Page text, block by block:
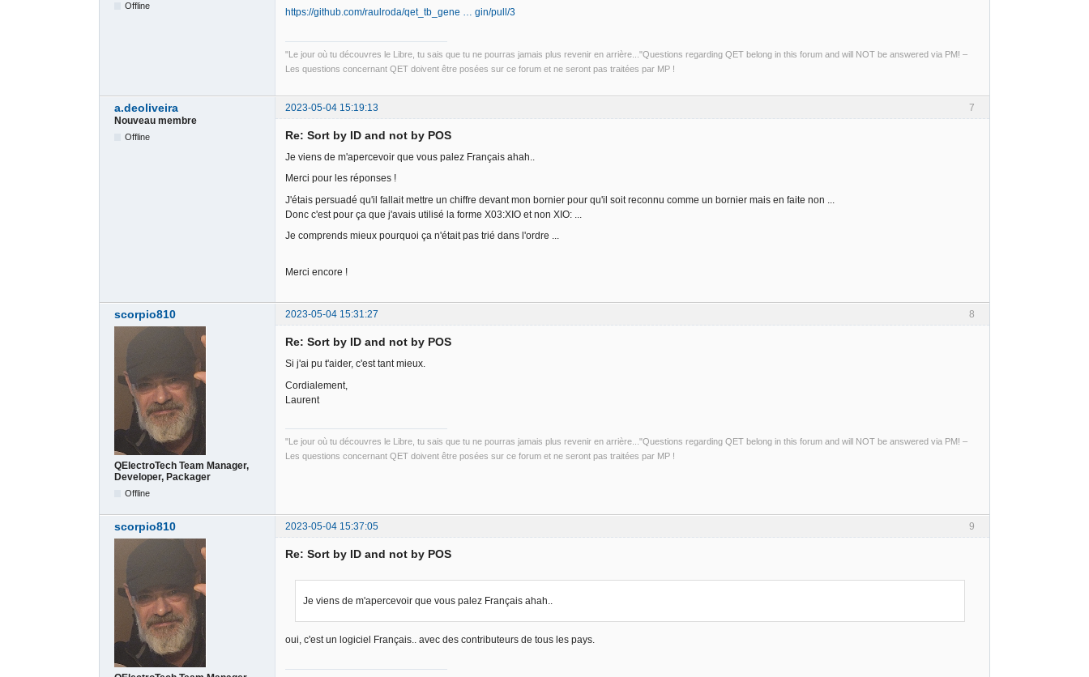
Offline
https://github.com/raulroda/qet_tb_gene … gin/pull/3
"Le jour où tu découvres le Libre, tu sais que tu ne pourras jamais plus revenir en arrière..."Questions regarding QET belong in this forum and will NOT be answered via PM! –
Les questions concernant QET doivent être posées sur ce forum et ne seront pas traitées par MP !
7
a.deoliveira
2023-05-04 15:19:13
Nouveau membre
Offline Re: Sort by ID and not by POS
Je viens de m'apercevoir que vous palez Français ahah..
Merci pour les réponses !
J'étais persuadé qu'il fallait mettre un chiffre devant mon bornier pour qu'il soit reconnu comme un bornier mais en faite non ...
Donc c'est pour ça que j'avais utilisé la forme X03:XIO et non XIO: ...
Je comprends mieux pourquoi ça n'était pas trié dans l'ordre ...
Merci encore !
8
scorpio810 2023-05-04 15:31:27
QElectroTech Team Manager,
Developer, Packager
Offline
Re: Sort by ID and not by POS
Si j'ai pu t'aider, c'est tant mieux.
Cordialement,
Laurent
"Le jour où tu découvres le Libre, tu sais que tu ne pourras jamais plus revenir en arrière..."Questions regarding QET belong in this forum and will NOT be answered via PM! –
Les questions concernant QET doivent être posées sur ce forum et ne seront pas traitées par MP !
9
scorpio810 2023-05-04 15:37:05
Re: Sort by ID and not by POS
Je viens de m'apercevoir que vous palez Français ahah..
oui, c'est un logiciel Français.. avec des contributeurs de tous les pays.